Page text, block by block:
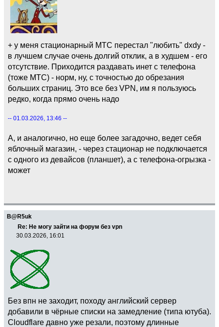
+ у меня стационарный МТС перестал "любить" dxdy -
в лучшем случае очень долгий отклик, а в худшем - его
отсутствие. Приходится раздавать инет с телефона
(тоже МТС) - норм, ну, с точностью до обрезания
больших страниц. Это все без VPN, им я пользуюсь
редко, когда прямо очень надо
-- 01.03.2026, 13:46 --
А, и аналогично, но еще более загадочно, ведет себя
яблочный магазин, - через стационар не подключается
с одного из девайсов (планшет), а с телефона-огрызка -
может
B@R5uk
Re: Не могу зайти на форум без vpn
30.03.2026, 16:01
Без впн не заходит, походу английский сервер
добавили в чёрные списки на замедление (типа ютуба).
Cloudflare давно уже резали, поэтому длинные